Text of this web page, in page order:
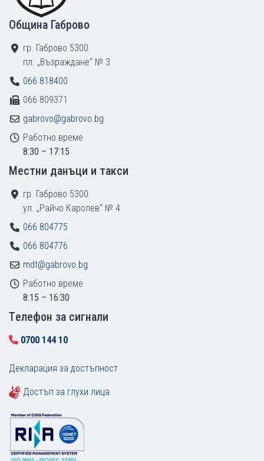
Община Габрово
гр. Габрово 5300
пл. „Възраждане“ № 3
066 818400
066 809371
gabrovo@gabrovo.bg
Работно време
8:30 – 17:15
Местни данъци и такси
гр. Габрово 5300
ул. „Райчо Каролев“ № 4
066 804775
066 804776
mdt@gabrovo.bg
Работно време
8:15 – 16:30
Tелефон за сигнали
0700 144 10
Декларация за достъпност
Достъп за глухи лица